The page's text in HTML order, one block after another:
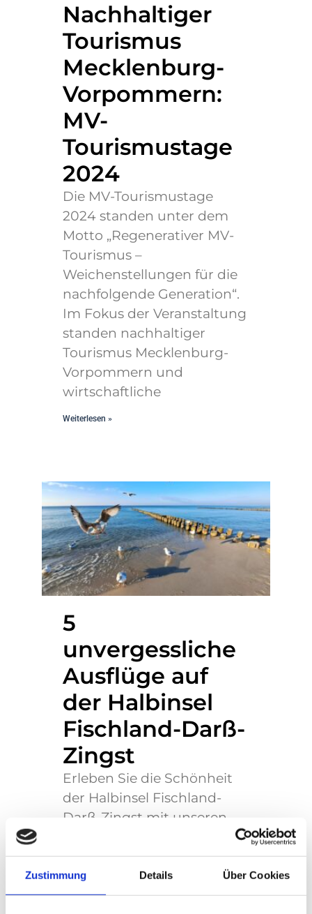
Zustimmung Details Über Cookies
Nachhaltiger
Tourismus
Mecklenburg-
Vorpommern:
MV-
Tourismustage
2024
Die MV-Tourismustage
2024 standen unter dem
Motto „Regenerativer MV-
Tourismus –
Weichenstellungen für die
nachfolgende Generation“.
Im Fokus der Veranstaltung
standen nachhaltiger
Tourismus Mecklenburg-
Vorpommern und
wirtschaftliche
Weiterlesen »
5
unvergessliche
Ausflüge auf
der Halbinsel
Fischland-Darß-
Zingst
Erleben Sie die Schönheit
der Halbinsel Fischland-
Darß-Zingst mit unseren
Ausflugstipps. Von
faszinierenden Kranich-
Schauen bis hin zu